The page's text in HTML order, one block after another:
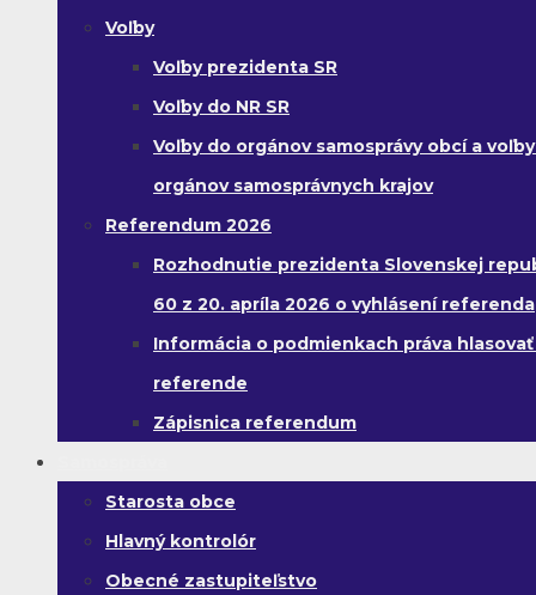
Voľby
Voľby prezidenta SR
Voľby do NR SR
Voľby do orgánov samosprávy obcí a
orgánov samosprávnych krajov
Referendum 2026
Rozhodnutie prezidenta Slovenskej
60 z 20. apríla 2026 o vyhlásení referenda
Informácia o podmienkach práva hlasovať
referende
Zápisnica referendum
Starosta obce
Hlavný kontrolór
Obecné zastupiteľstvo